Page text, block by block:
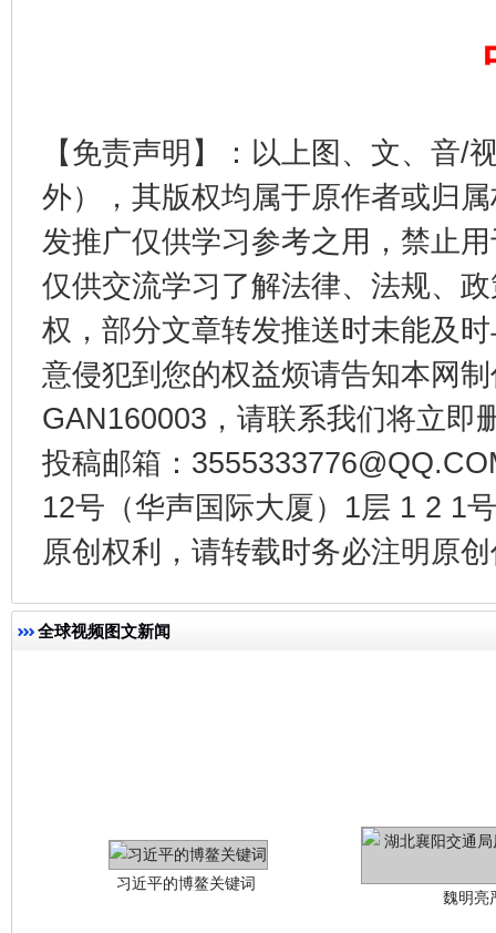
【免责声明】：以上图、文、音/
外），其版权均属于原作者或归
发推广仅供学习参考之用，禁止
仅供交流学习了解法律、法规、
权，部分文章转发推送时未能及
意侵犯到您的权益烦请告知本网
GAN160003，请联系我们将立即
投稿邮箱：
12号（华声国际大厦）1层 1 2 1
原创权利，请转载时务必注明原
全球视频图文新闻
这是一记警钟！ 谢
在谋一域中谋全局
今